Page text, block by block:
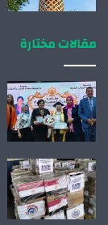
مقالات مختارة